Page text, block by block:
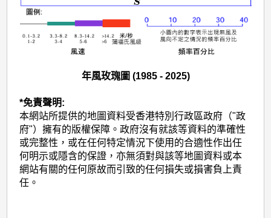
年風玫瑰圖 (1985 - 2025)
*免責聲明:
本網站所提供的地圖資料受香港特別行政區政府（"政
府"）擁有的版權保障。政府沒有就該等資料的準確性
或完整性，或在任何特定情況下使用的合適性作出任
何明示或隱含的保證，亦無須對與該等地圖資料或本
網站有關的任何原故而引致的任何損失或損害負上責
任。